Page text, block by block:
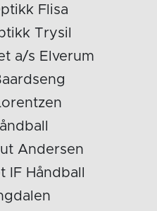
Flisa
Trysil
a/s Elverum
Andersen
Håndball